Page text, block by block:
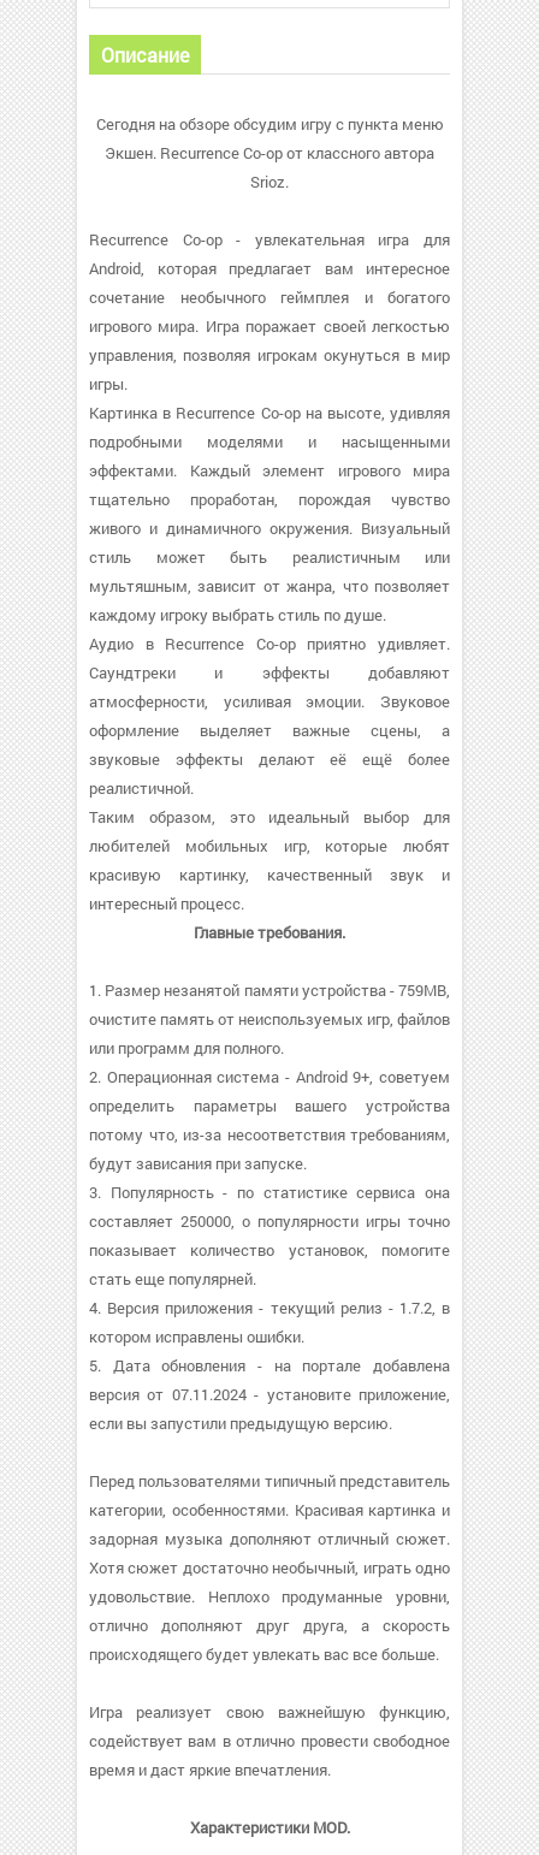
Описание
Сегодня на обзоре обсудим игру с пункта меню
Экшен. Recurrence Co-op от классного автора
Srioz.
Recurrence Co-op - увлекательная игра для
Android, которая предлагает вам интересное
сочетание необычного геймплея и богатого
игрового мира. Игра поражает своей легкостью
управления, позволяя игрокам окунуться в мир
игры.
Картинка в Recurrence Co-op на высоте, удивляя
подробными моделями и насыщенными
эффектами. Каждый элемент игрового мира
тщательно проработан, порождая чувство
живого и динамичного окружения. Визуальный
стиль может быть реалистичным или
мультяшным, зависит от жанра, что позволяет
каждому игроку выбрать стиль по душе.
Аудио в Recurrence Co-op приятно удивляет.
Саундтреки и эффекты добавляют
атмосферности, усиливая эмоции. Звуковое
оформление выделяет важные сцены, а
звуковые эффекты делают её ещё более
реалистичной.
Таким образом, это идеальный выбор для
любителей мобильных игр, которые любят
красивую картинку, качественный звук и
интересный процесс.
Главные требования.
1. Размер незанятой памяти устройства - 759MB,
очистите память от неиспользуемых игр, файлов
или программ для полного.
2. Операционная система - Android 9+, советуем
определить параметры вашего устройства
потому что, из-за несоответствия требованиям,
будут зависания при запуске.
3. Популярность - по статистике сервиса она
составляет 250000, о популярности игры точно
показывает количество установок, помогите
стать еще популярней.
4. Версия приложения - текущий релиз - 1.7.2, в
котором исправлены ошибки.
5. Дата обновления - на портале добавлена
версия от 07.11.2024 - установите приложение,
если вы запустили предыдущую версию.
Перед пользователями типичный представитель
категории, особенностями. Красивая картинка и
задорная музыка дополняют отличный сюжет.
Хотя сюжет достаточно необычный, играть одно
удовольствие. Неплохо продуманные уровни,
отлично дополняют друг друга, а скорость
происходящего будет увлекать вас все больше.
Игра реализует свою важнейшую функцию,
содействует вам в отлично провести свободное
время и даст яркие впечатления.
Характеристики MOD.